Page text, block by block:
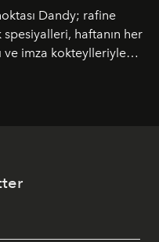
Dandy; rafine
haftanın her
ve imza kokteylleriyle